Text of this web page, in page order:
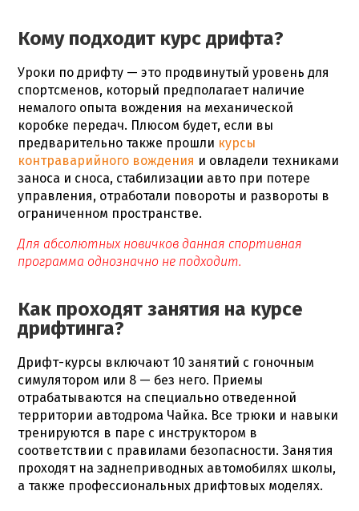
Кому подходит курс дрифта?
Уроки по дрифту — это продвинутый уровень для
спортсменов, который предполагает наличие
немалого опыта вождения на механической
коробке передач. Плюсом будет, если вы
предварительно также прошли курсы
контраварийного вождения и овладели техниками
заноса и сноса, стабилизации авто при потере
управления, отработали повороты и развороты в
ограниченном пространстве.
Для абсолютных новичков данная спортивная
программа однозначно не подходит.
Как проходят занятия на курсе
дрифтинга?
Дрифт-курсы включают 10 занятий с гоночным
симулятором или 8 — без него. Приемы
отрабатываются на специально отведенной
территории автодрома Чайка. Все трюки и навыки
тренируются в паре с инструктором в
соответствии с правилами безопасности. Занятия
проходят на заднеприводных автомобилях школы,
а также профессиональных дрифтовых моделях.